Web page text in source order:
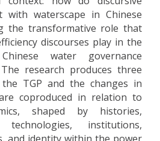
with waterscape in Chinese
the transformative role that
discourses play in the
water governance
research produces three
TGP and the changes in
coproduced in relation to
shaped by histories,
institutions,